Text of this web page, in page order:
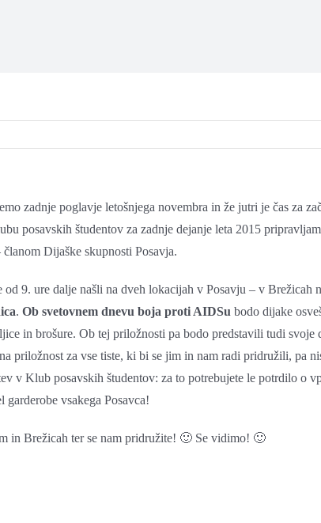
zadnje poglavje letošnjega novembra in že jutri je čas za
posavskih študentov za zadnje dejanje leta 2015
Dijaške skupnosti Posavja.
9. ure dalje našli na dveh lokacijah v Posavju – v Brežicah
. Ob svetovnem dnevu boja proti AIDSu bodo dijake
in brošure. Ob tej priložnosti pa bodo predstavili tudi
priložnost za vse tiste, ki bi se jim in nam radi pridružili, pa
v Klub posavskih študentov: za to potrebujete le potrdilo o
vsakega Posavca!
in Brežicah ter se nam pridružite! 🙂 Se vidimo! 🙂